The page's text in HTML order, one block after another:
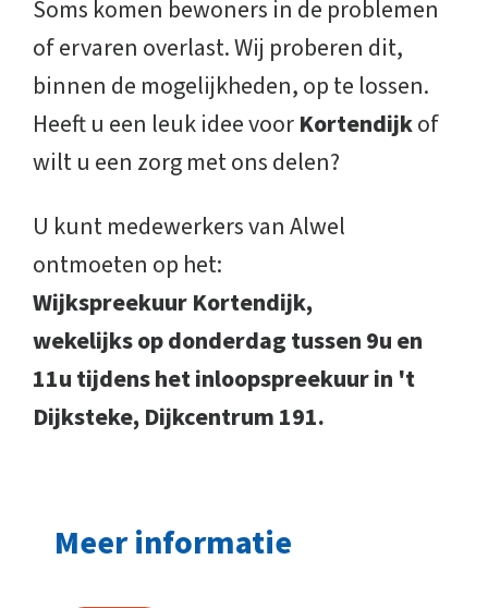
Soms komen bewoners in de problemen
of ervaren overlast. Wij proberen dit,
binnen de mogelijkheden, op te lossen.
Heeft u een leuk idee voorKortendijkof
wilt u een zorg met ons delen?
U kunt medewerkers van Alwel
ontmoeten op het:
Wijkspreekuur Kortendijk,
wekelijks op donderdag tussen 9u en
11u tijdens het inloopspreekuur in 't
Dijksteke, Dijkcentrum 191.
Meer informatie